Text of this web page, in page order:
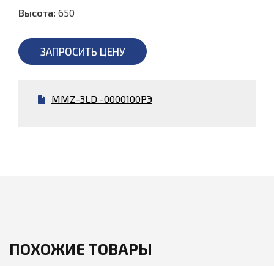
Высота: 650
ЗАПРОСИТЬ ЦЕНУ
MMZ-3LD -0000100РЭ
ПОХОЖИЕ ТОВАРЫ